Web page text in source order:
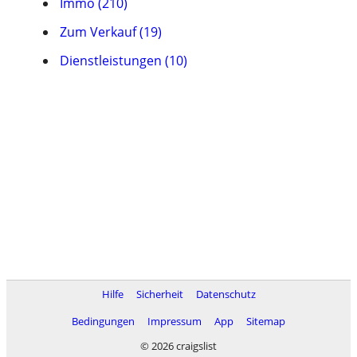
Zum Verkauf (19)
Dienstleistungen (10)
Hilfe Sicherheit
Datenschutz
Bedingungen
Impressum App
Sitemap
© 2026 craigslist